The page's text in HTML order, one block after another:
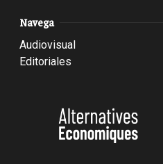
Navega
Audiovisual
Editoriales